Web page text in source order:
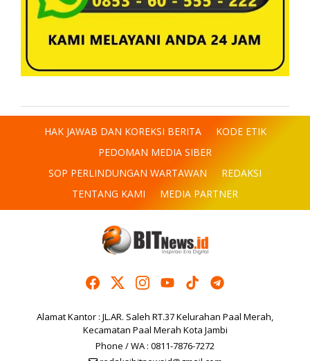
HAK JAWAB DAN KOREKSI BERITA
KODE ETIK
PEDOMAN MEDIA SIBER
SOP PERLINDUNGAN WARTAWAN
REDAKSI
TENTANG KAMI
MEDIA PARTNER
Alamat Kantor : JL.AR. Saleh RT.37 Kelurahan Paal Merah,
Kecamatan Paal Merah Kota Jambi
Phone / WA : 0811-7876-7272